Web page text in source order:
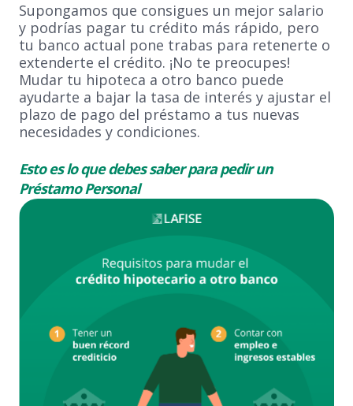
Supongamos que consigues un mejor salario
y podrías pagar tu crédito más rápido, pero
tu banco actual pone trabas para retenerte o
extenderte el crédito. ¡No te preocupes!
Mudar tu hipoteca a otro banco puede
ayudarte a bajar la tasa de interés y ajustar el
plazo de pago del préstamo a tus nuevas
necesidades y condiciones.
Esto es lo que debes saber parapedir un
Préstamo Personal